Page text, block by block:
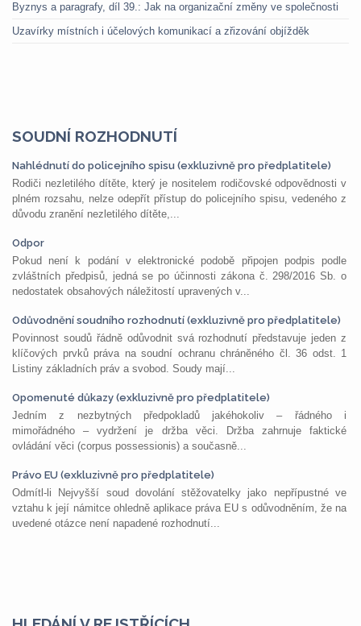
Byznys a paragrafy, díl 39.: Jak na organizační změny ve společnosti
Uzavírky místních i účelových komunikací a zřizování objížděk
SOUDNÍ ROZHODNUTÍ
Nahlédnutí do policejního spisu (exkluzivně pro předplatitele)
Rodiči nezletilého dítěte, který je nositelem rodičovské odpovědnosti v
plném rozsahu, nelze odepřít přístup do policejního spisu, vedeného z
důvodu zranění nezletilého dítěte,...
Odpor
Pokud není k podání v elektronické podobě připojen podpis podle
zvláštních předpisů, jedná se po účinnosti zákona č. 298/2016 Sb. o
nedostatek obsahových náležitostí upravených v...
Odůvodnění soudního rozhodnutí (exkluzivně pro předplatitele)
Povinnost soudů řádně odůvodnit svá rozhodnutí představuje jeden z
klíčových prvků práva na soudní ochranu chráněného čl. 36 odst. 1
Listiny základních práv a svobod. Soudy mají...
Opomenuté důkazy (exkluzivně pro předplatitele)
Jedním z nezbytných předpokladů jakéhokoliv – řádného i
mimořádného – vydržení je držba věci. Držba zahrnuje faktické
ovládání věci (corpus possessionis) a současně...
Právo EU (exkluzivně pro předplatitele)
Odmítl-li Nejvyšší soud dovolání stěžovatelky jako nepřípustné ve
vztahu k její námitce ohledně aplikace práva EU s odůvodněním, že na
uvedené otázce není napadené rozhodnutí...